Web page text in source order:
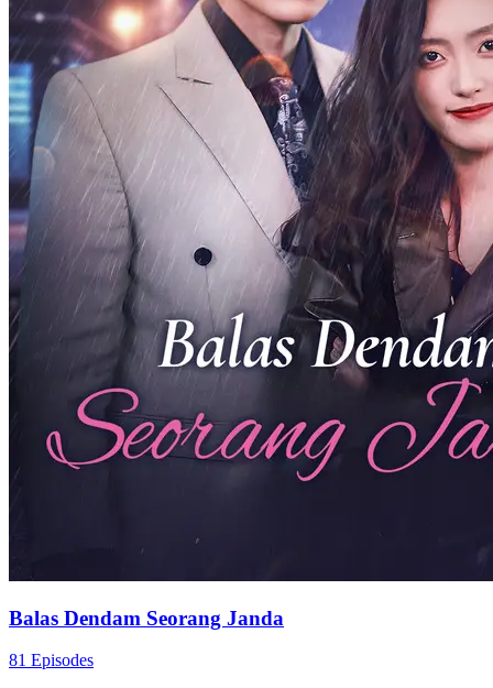
Balas Dendam Ella
Ella sang protagonis wanita adalah putri Keluarga Sada. Saat kecil,
piatu. Setelah dewasa, Keluarga Sada menemukan Ella. Lia si anak
dia bekerja sama dengan Brian, tunangan Ella, untuk mencelakai
malah membuat Ella mengandung anak Jordan sang protagonis pria